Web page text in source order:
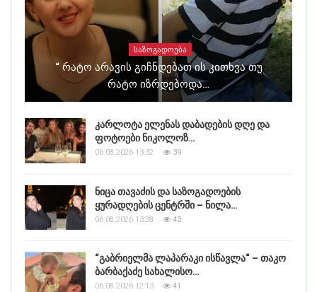
ᲡᲐᲖᲝᲒᲐᲓᲝᲔᲑᲐ
“ Რატო Არავის Გიჩნდებათ Ის Კითხვა Თუ
Რატო Იზრდებოდა…
კარლოტა ელენას დაბადების დღე და
ფოტოები ნიკოლოზ…
06.08.2026 13:32 39
ნიცა თავაძის და საზოგადოების
ყურადღების ცენტრში – ნილა…
06.08.2026 13:28 43
“გაბრიელმა ლაპარაკი ისწავლა“ – თაკო
ბარბაქაძე სახალისო…
06.08.2026 12:13 41